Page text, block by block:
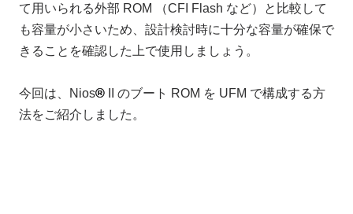
て用いられる外部 ROM （CFI Flash など）と比較して
も容量が小さいため、設計検討時に十分な容量が確保で
きることを確認した上で使用しましょう。
今回は、Nios®II のブート ROM を UFM で構成する方
法をご紹介しました。